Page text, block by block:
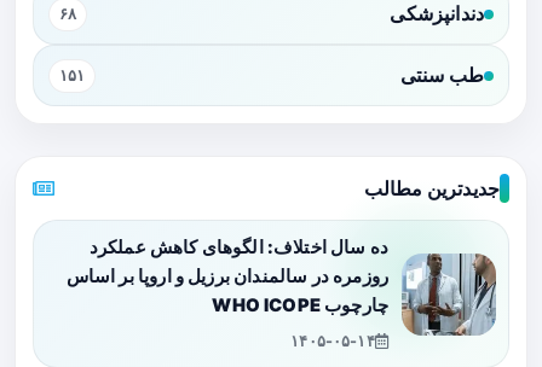
دندانپزشکی ۶۸
طب سنتی ۱۵۱
جدیدترین مطالب
ده سال اختلاف: الگوهای کاهش عملکرد
روزمره در سالمندان برزیل و اروپا بر اساس
چارچوب WHO ICOPE
۱۴۰۵-۰۵-۱۴